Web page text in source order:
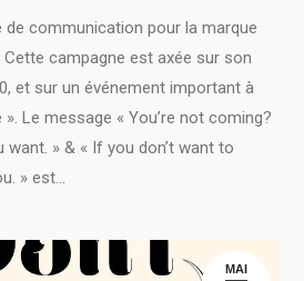
de communication pour la marque
campagne est axée sur son
et sur un événement important à
». Le message « You’re not coming?
» & « If you don’t want to
» est…
MAI